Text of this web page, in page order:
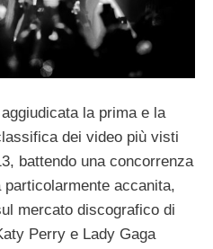
la prima e la
dei video più visti
battendo una concorrenza
particolarmente accanita,
mercato discografico di
Perry e Lady Gaga